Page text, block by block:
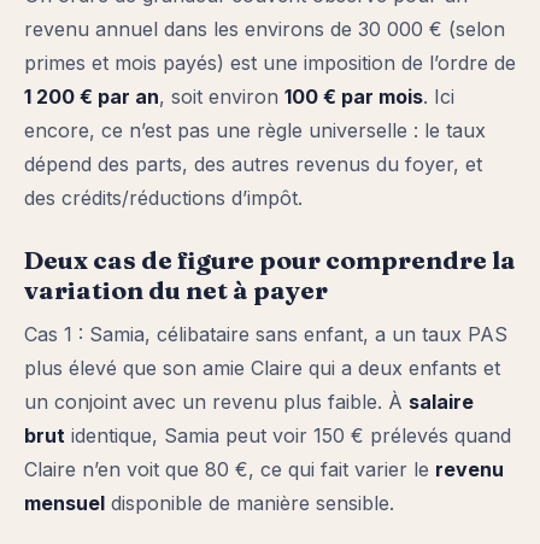
revenu annuel dans les environs de 30 000 € (selon
primes et mois payés) est une imposition de l’ordre de
1 200 € par an, soit environ 100 € par mois. Ici
encore, ce n’est pas une règle universelle : le taux
dépend des parts, des autres revenus du foyer, et
des crédits/réductions d’impôt.
Deux cas de figure pour comprendre la
variation du net à payer
Cas 1 : Samia, célibataire sans enfant, a un taux PAS
plus élevé que son amie Claire qui a deux enfants et
un conjoint avec un revenu plus faible. À salaire
brut identique, Samia peut voir 150 € prélevés quand
Claire n’en voit que 80 €, ce qui fait varier le revenu
mensuel disponible de manière sensible.